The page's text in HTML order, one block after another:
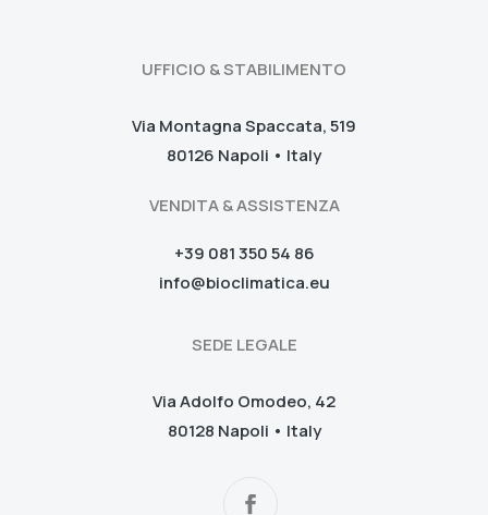
UFFICIO & STABILIMENTO
Via Montagna Spaccata, 519
80126 Napoli • Italy
VENDITA & ASSISTENZA
+39 081 350 54 86
info@bioclimatica.eu
SEDE LEGALE
Via Adolfo Omodeo, 42
80128 Napoli • Italy